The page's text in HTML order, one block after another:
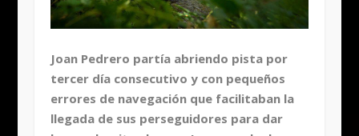
Joan Pedrero partía abriendo pista por
tercer día consecutivo y con pequeños
errores de navegación que facilitaban la
llegada de sus perseguidores para dar